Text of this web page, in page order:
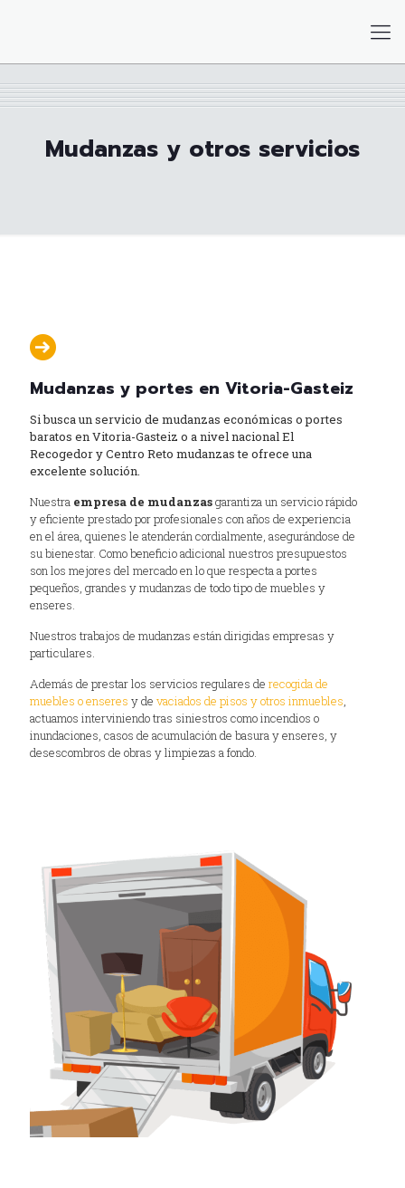
Mudanzas y otros servicios
Mudanzas y portes en Vitoria-Gasteiz
Si busca un servicio de mudanzas económicas o portes
baratos en Vitoria-Gasteiz o a nivel nacional El
Recogedor y Centro Reto mudanzas te ofrece una
excelente solución.
Nuestra empresa de mudanzasgarantiza un servicio rápido
y eficiente prestado por profesionales con años de experiencia
en el área, quienes le atenderán cordialmente, asegurándose de
su bienestar. Como beneficio adicional nuestros presupuestos
son los mejores del mercado en lo que respecta a portes
pequeños, grandes y mudanzas de todo tipo de muebles y
enseres.
Nuestros trabajos de mudanzas están dirigidas empresas y
particulares.
Además de prestar los servicios regulares de recogida de
muebles o enseres y de vaciados de pisos y otros inmuebles,
actuamos interviniendo tras siniestros como incendios o
inundaciones, casos de acumulación de basura y enseres, y
desescombros de obras y limpiezas a fondo.